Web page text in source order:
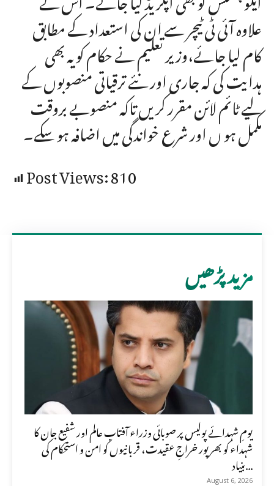
علاوہ آئی ٹی ٹیچر سے ان کی استعداد کے مطابق
کام لیا جائے،وزیر تعلیم نے حکام کو یہ بھی
ہدایت کی کہ جاری اور نئے ترقیاتی منصوبوں کے
لیے ٹائم لائن مقرر کریں تاکہ منصوبے بروقت
مکمل ہو ں اور شرع خواندگی میں اضافہ ہو سکے۔
Post Views:810
مزید پڑھیں
یومِ شہدائے پولیس پر صوبائی وزراء آفتاب عالم اور شفیع جان کا
شہداء کو بھرپور خراجِ عقیدت، قربانیوں کو امن و استحکام کی
بنیاد...
August 6, 2026